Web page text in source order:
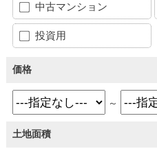
中古マンション
投資用
価格
～
土地面積